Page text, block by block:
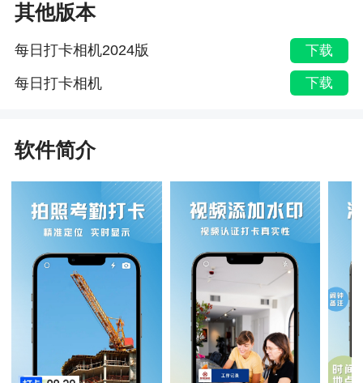
其他版本
每日打卡相机2024版 下载
每日打卡相机 下载
软件简介